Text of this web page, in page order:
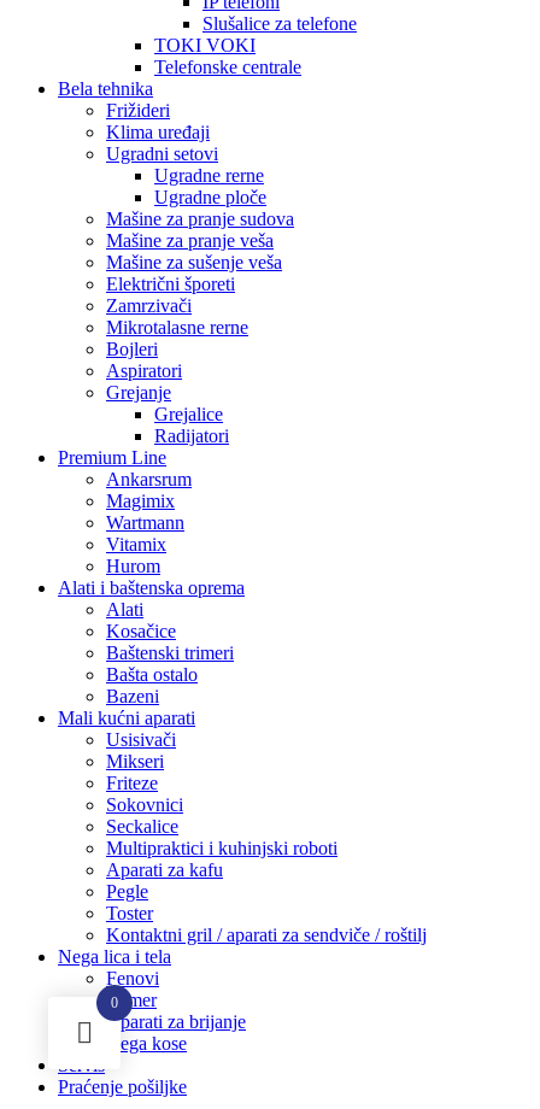
Slušalice za telefone
TOKI VOKI
Telefonske centrale
Bela tehnika
Frižideri
Klima uređaji
Ugradni setovi
Ugradne rerne
Ugradne ploče
Mašine za pranje sudova
Mašine za pranje veša
Mašine za sušenje veša
Električni šporeti
Zamrzivači
Mikrotalasne rerne
Bojleri
Aspiratori
Grejanje
Grejalice
Radijatori
Premium Line
Ankarsrum
Magimix
Wartmann
Vitamix
Hurom
Alati i baštenska oprema
Alati
Kosačice
Baštenski trimeri
Bašta ostalo
Bazeni
Mali kućni aparati
Usisivači
Mikseri
Friteze
Sokovnici
Seckalice
Multipraktici i kuhinjski roboti
Aparati za kafu
Pegle
Toster
Kontaktni gril / aparati za sendviče / roštilj
Nega lica i tela
Fenovi
Trimer
Aparati za brijanje
Nega kose
Servis
Praćenje pošiljke
0